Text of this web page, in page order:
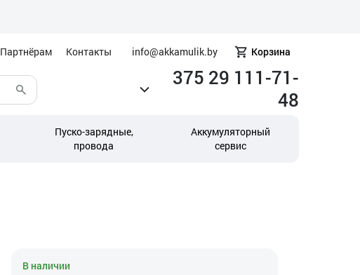
Партнёрам Контакты info@akkamulik.by Корзина
375 29 111-71-
48
Пуско-зарядные,
провода
Аккумуляторный
сервис
В наличии